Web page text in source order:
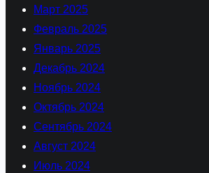
Март 2025
Февраль 2025
Январь 2025
Декабрь 2024
Ноябрь 2024
Октябрь 2024
Сентябрь 2024
Август 2024
Июль 2024